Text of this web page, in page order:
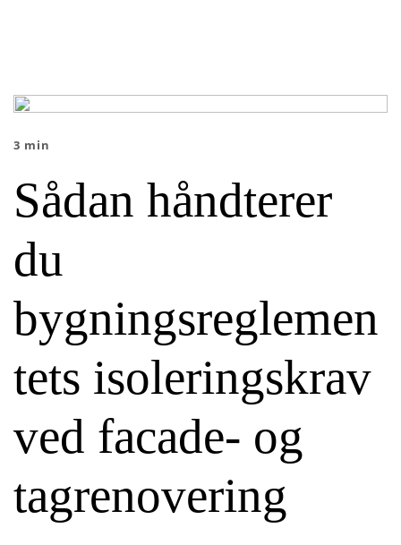
Sådan håndterer
du
bygningsreglemen
tets isoleringskrav
ved facade- og
tagrenovering
3 min